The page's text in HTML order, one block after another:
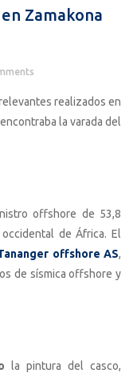
Zamakona
realizados en
la varada del
offshore de 53,8
de África. El
offshore AS,
de sísmica offshore y
la pintura del casco,